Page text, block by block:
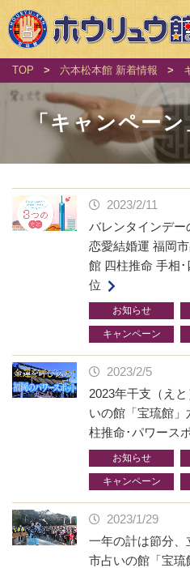
TOP > 六本松本館 新着情報 >
「キャンペーン
2023/2/11
バレンタインデ
恋愛結婚運 福岡
館 四柱推命 手相
位
お知らせ
キャンペーン
2023/2/5
2023年干支（え
いの館「宝琉館
柱推命･パワース
お知らせ
キャンペーン
2023/1/29
一年の計は節分
市占いの館「宝